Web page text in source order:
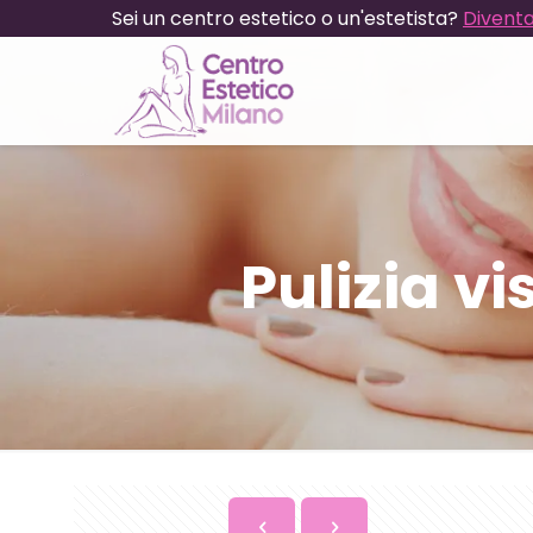
Sei un centro estetico o un'estetista?
Pulizia